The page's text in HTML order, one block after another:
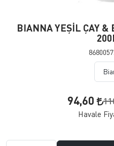
BIANNA YEŞİL ÇAY &
94,60
Havale